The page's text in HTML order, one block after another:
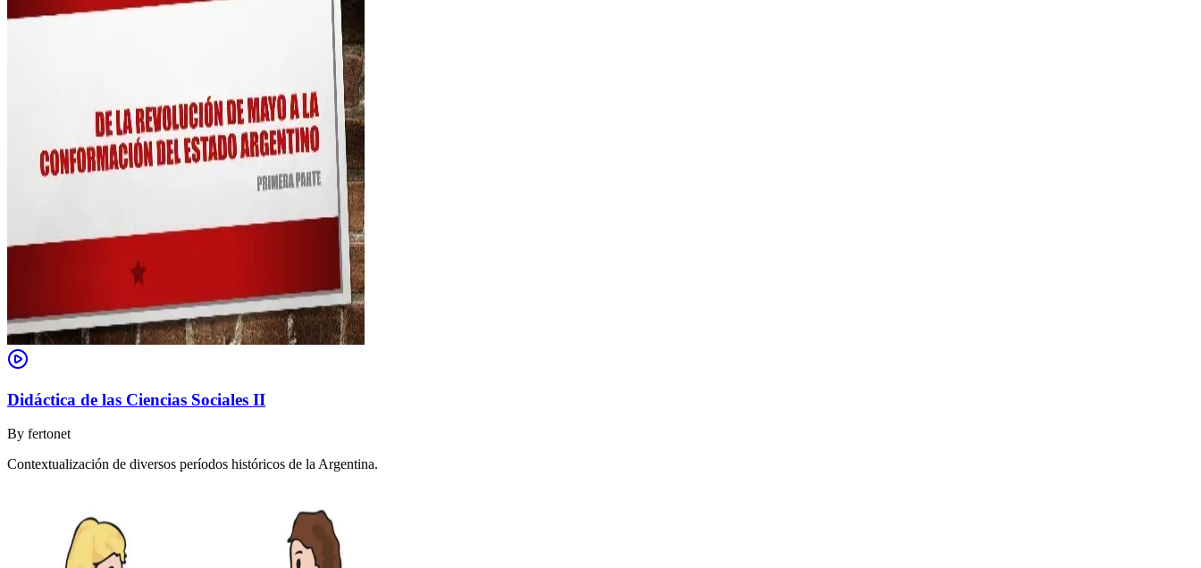
Didáctica de las Ciencias Sociales II
By fertonet
Contextualización de diversos períodos históricos de la Argentina.